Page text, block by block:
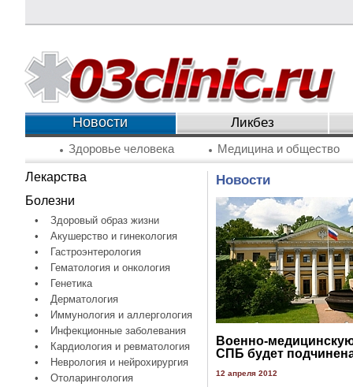
Новости Ликбез
Здоровье человека Медицина и общество
Лекарства
Болезни
•
Здоровый образ жизни
•
Акушерство и гинекология
•
Гастроэнтерология
•
Гематология и онкология
•
Генетика
•
Дерматология
•
Иммунология и аллергология
•
Инфекционные заболевания
•
Кардиология и ревматология
•
Неврология и нейрохирургия
•
Отоларингология
Новости
Военно-
СПБ будет
12 апреля 2012